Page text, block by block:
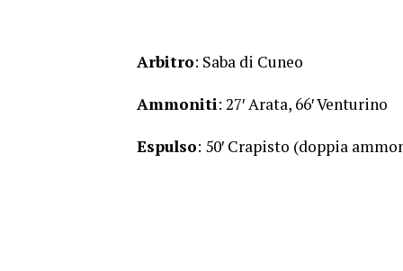
Arbitro: Saba di Cuneo
Ammoniti: 27′ Arata, 66′ Venturino
Espulso: 50′ Crapisto (doppia